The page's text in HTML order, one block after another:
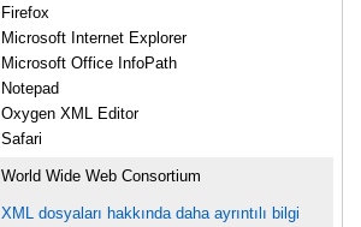
Firefox
Microsoft Internet Explorer
Microsoft Office InfoPath
Notepad
Oxygen XML Editor
Safari
World Wide Web Consortium
XML dosyaları hakkında daha ayrıntılı bilgi